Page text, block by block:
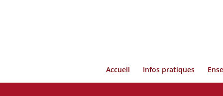
Accueil Infos pratiques